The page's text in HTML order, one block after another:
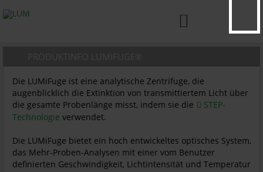

Die LUMiFuge ist eine analytische Zentrifuge, die
augenblicklich die Extinktion von transmittiertem Licht über
die gesamte Probenlänge misst, indem sie die
STEP-
Technologie verwendet.
Die LUMiFuge bietet ein hoch entwickeltes optisches System,
das Mehr-Proben-Analysen mit einer vom Benutzer
definierten Geschwindigkeit, Lichtintensität und Temperatur